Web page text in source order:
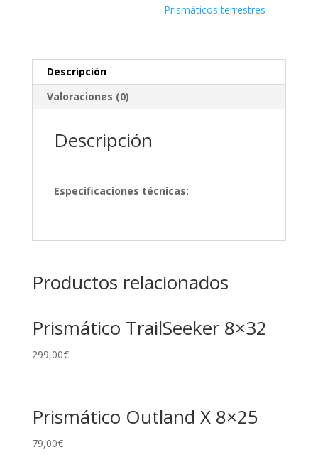
Prismáticos terrestres
Descripción
Valoraciones (0)
Descripción
Especificaciones técnicas:
Productos relacionados
Prismático TrailSeeker 8×32
299,00€
Prismático Outland X 8×25
79,00€